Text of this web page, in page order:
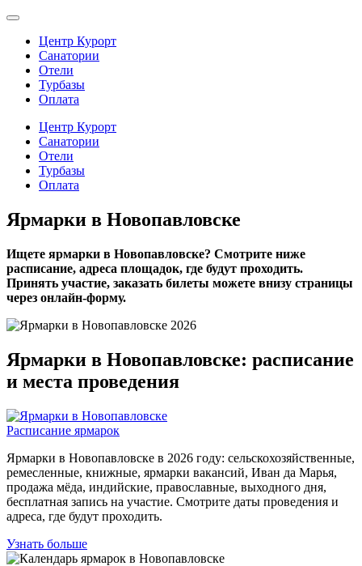
Центр Курорт
Санатории
Отели
Турбазы
Оплата
Центр Курорт
Санатории
Отели
Турбазы
Оплата
Ярмарки в Новопавловске
Ищете ярмарки в Новопавловске? Смотрите ниже
расписание, адреса площадок, где будут проходить.
Принять участие, заказать билеты можете внизу страницы
через онлайн-форму.
Ярмарки в Новопавловске: расписание
и места проведения
Расписание ярмарок
Ярмарки в Новопавловске в 2026 году: сельскохозяйственные,
ремесленные, книжные, ярмарки вакансий, Иван да Марья,
продажа мёда, индийские, православные, выходного дня,
бесплатная запись на участие. Смотрите даты проведения и
адреса, где будут проходить.
Узнать больше